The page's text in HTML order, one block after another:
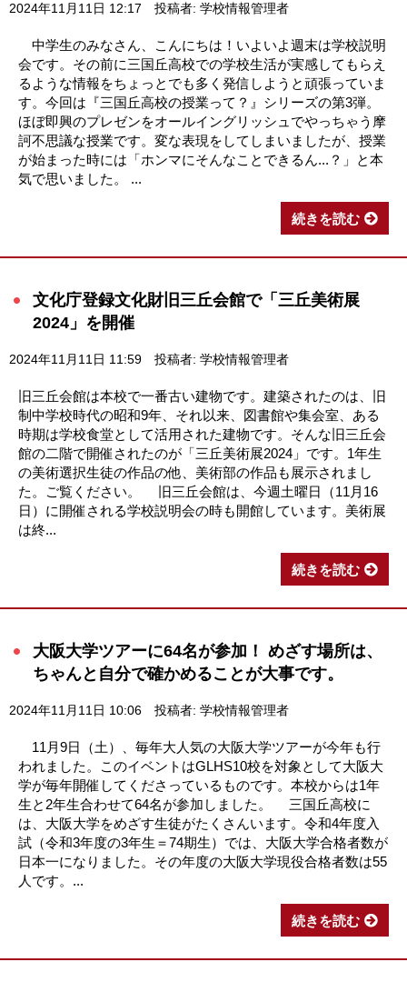
2024年11月11日 12:17 投稿者: 学校情報管理者
中学生のみなさん、こんにちは！いよいよ週末は学校説明
会です。その前に三国丘高校での学校生活が実感してもらえ
るような情報をちょっとでも多く発信しようと頑張っていま
す。今回は『三国丘高校の授業って？』シリーズの第3弾。
ほぼ即興のプレゼンをオールイングリッシュでやっちゃう摩
訶不思議な授業です。変な表現をしてしまいましたが、授業
が始まった時には「ホンマにそんなことできるん...？」と本
気で思いました。 ...
続きを読む
文化庁登録文化財旧三丘会館で「三丘美術展
2024」を開催
2024年11月11日 11:59 投稿者: 学校情報管理者
旧三丘会館は本校で一番古い建物です。建築されたのは、旧
制中学校時代の昭和9年、それ以来、図書館や集会室、ある
時期は学校食堂として活用された建物です。そんな旧三丘会
館の二階で開催されたのが「三丘美術展2024」です。1年生
の美術選択生徒の作品の他、美術部の作品も展示されまし
た。ご覧ください。 旧三丘会館は、今週土曜日（11月16
日）に開催される学校説明会の時も開館しています。美術展
は終...
続きを読む
大阪大学ツアーに64名が参加！ めざす場所は、
ちゃんと自分で確かめることが大事です。
2024年11月11日 10:06 投稿者: 学校情報管理者
11月9日（土）、毎年大人気の大阪大学ツアーが今年も行
われました。このイベントはGLHS10校を対象として大阪大
学が毎年開催してくださっているものです。本校からは1年
生と2年生合わせて64名が参加しました。 三国丘高校に
は、大阪大学をめざす生徒がたくさんいます。令和4年度入
試（令和3年度の3年生＝74期生）では、大阪大学合格者数が
日本一になりました。その年度の大阪大学現役合格者数は55
人です。...
続きを読む